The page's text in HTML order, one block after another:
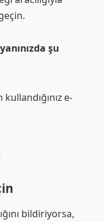
şu
e-
bildiriyorsa,